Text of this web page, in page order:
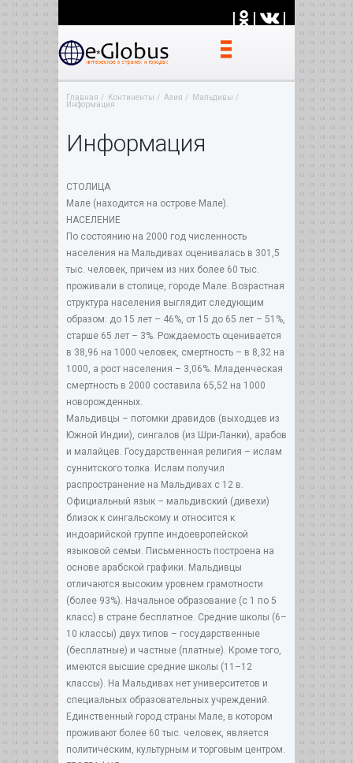
| | |
Главная Континенты Азия
Мальдивы
Информация
Информация
СТОЛИЦА
Мале (находится на острове Мале).
НАСЕЛЕНИЕ
По состоянию на 2000 год численность
населения на Мальдивах оценивалась в 301,5
тыс. человек, причем из них более 60 тыс.
проживали в столице, городе Мале. Возрастная
структура населения выглядит следующим
образом: до 15 лет – 46%, от 15 до 65 лет – 51%,
старше 65 лет – 3%. Рождаемость оценивается
в 38,96 на 1000 человек, смертность – в 8,32 на
1000, а рост населения – 3,06%. Младенческая
смертность в 2000 составила 65,52 на 1000
новорожденных.
Мальдивцы – потомки дравидов (выходцев из
Южной Индии), сингалов (из Шри-Ланки), арабов
и малайцев. Государственная религия – ислам
суннитского толка. Ислам получил
распространение на Мальдивах с 12 в.
Официальный язык – мальдивский (дивехи)
близок к сингальскому и относится к
индоарийской группе индоевропейской
языковой семьи. Письменность построена на
основе арабской графики. Мальдивцы
отличаются высоким уровнем грамотности
(более 93%). Начальное образование (с 1 по 5
класс) в стране бесплатное. Средние школы (6–
10 классы) двух типов – государственные
(бесплатные) и частные (платные). Кроме того,
имеются высшие средние школы (11–12
классы). На Мальдивах нет университетов и
специальных образовательных учреждений.
Единственный город страны Мале, в котором
проживают более 60 тыс. человек, является
политическим, культурным и торговым центром.